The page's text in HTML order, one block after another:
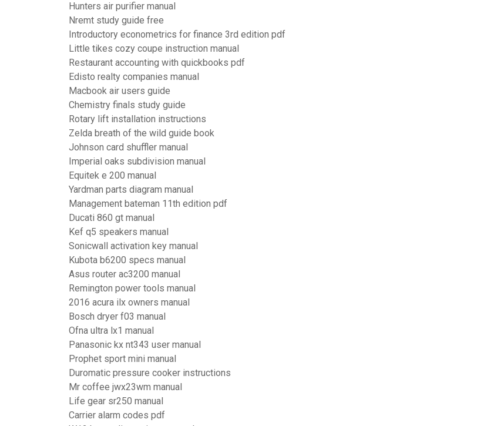
Hunters air purifier manual
Nremt study guide free
Introductory econometrics for finance 3rd edition pdf
Little tikes cozy coupe instruction manual
Restaurant accounting with quickbooks pdf
Edisto realty companies manual
Macbook air users guide
Chemistry finals study guide
Rotary lift installation instructions
Zelda breath of the wild guide book
Johnson card shuffler manual
Imperial oaks subdivision manual
Equitek e 200 manual
Yardman parts diagram manual
Management bateman 11th edition pdf
Ducati 860 gt manual
Kef q5 speakers manual
Sonicwall activation key manual
Kubota b6200 specs manual
Asus router ac3200 manual
Remington power tools manual
2016 acura ilx owners manual
Bosch dryer f03 manual
Ofna ultra lx1 manual
Panasonic kx nt343 user manual
Prophet sport mini manual
Duromatic pressure cooker instructions
Mr coffee jwx23wm manual
Life gear sr250 manual
Carrier alarm codes pdf